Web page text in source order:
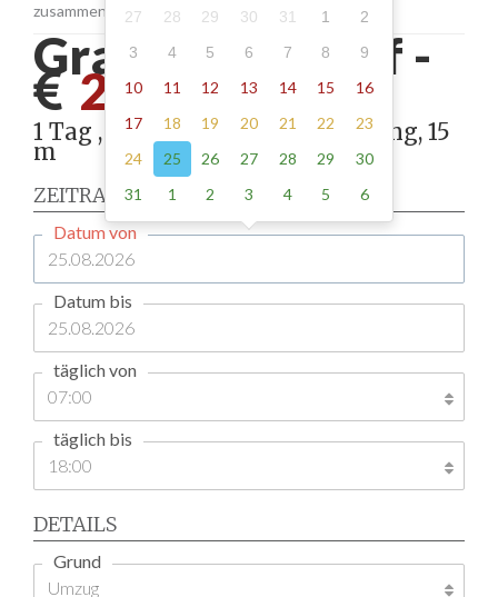
zusammen.
Graben-neudorf -
210.00
1 Tag , Stellung gemäß Anordnung, 15
m
ZEITRAUM
Datum von
Datum bis
täglich von
täglich bis
DETAILS
Grund
27 28 29 30 31 1
2
3
4 5 6 7 8 9
10 11 12 13 14 15
16
17
18 19 20 21 22
23
24
25 26 27 28 29
30
31
1 2 3 4 5 6